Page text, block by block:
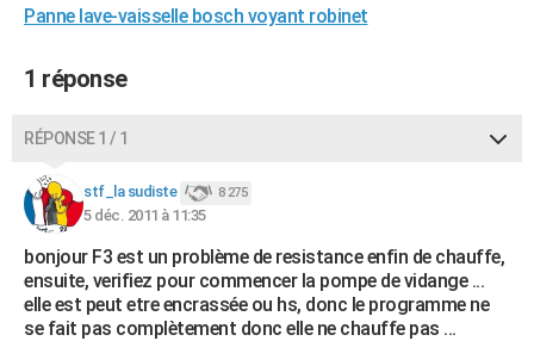
CARTE DE VOEUX
Carte de Noël
Carte Bonne année
Carte Saint-Valentin
Carte Pâques
Carte d'anniversaire
DICTIONNAIRE
S'inscrire
Se connecter
Lycées
Collèges
Primaires
Universités
Entreprises
Service militaire
Avis de recherche
AVIS DE DÉCÈS
FORUM
Bricolage
Lifestyle
Culture
Sport
Auto
Television
Voyage
Cinema
Panne lave-vaisselle bosch voyant robinet
1 réponse
RÉPONSE 1 / 1
stf_la sudiste 8 275
5 déc. 2011 à 11:35
bonjour F3 est un problème de resistance enfin de chauffe,
ensuite, verifiez pour commencer la pompe de vidange ...
elle est peut etre encrassée ou hs, donc le programme ne
se fait pas complètement donc elle ne chauffe pas ...